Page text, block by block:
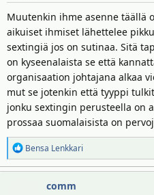
Muutenkin ihme asenne täällä
aikuiset ihmiset lähettelee
sextingiä jos on sutinaa. Sitä
on kyseenalaista se että
organisaation johtajana alkaa
mut se jotenkin että tyyppi
jonku sextingin perusteella on
prossaa suomalaisista on
R
e
a
Bensa Lenkkari
comm